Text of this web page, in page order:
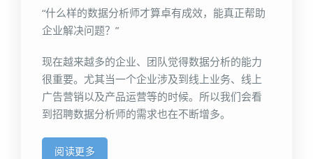
“什么样的数据分析师才算卓有成效，能真正帮助
企业解决问题？”
现在越来越多的企业、团队觉得数据分析的能力
很重要。尤其当一个企业涉及到线上业务、线上
广告营销以及产品运营等的时候。所以我们会看
到招聘数据分析师的需求也在不断增多。
阅读更多